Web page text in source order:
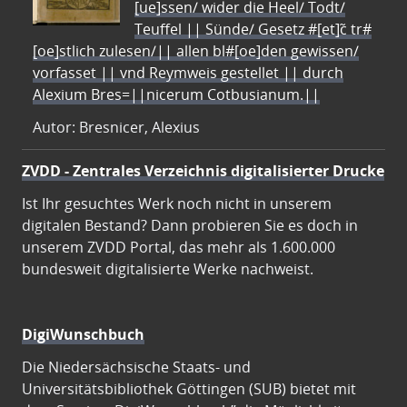
[ue]ssen/ wider die Heel/ Todt/
Teuffel || Sünde/ Gesetz #[et]c̃ tr#
[oe]stlich zulesen/|| allen bl#[oe]den gewissen/
vorfasset || vnd Reymweis gestellet || durch
Alexium Bres=||nicerum Cotbusianum.||
Autor: Bresnicer, Alexius
ZVDD - Zentrales Verzeichnis digitalisierter Drucke
Ist Ihr gesuchtes Werk noch nicht in unserem
digitalen Bestand? Dann probieren Sie es doch in
unserem ZVDD Portal, das mehr als 1.600.000
bundesweit digitalisierte Werke nachweist.
DigiWunschbuch
Die Niedersächsische Staats- und
Universitätsbibliothek Göttingen (SUB) bietet mit